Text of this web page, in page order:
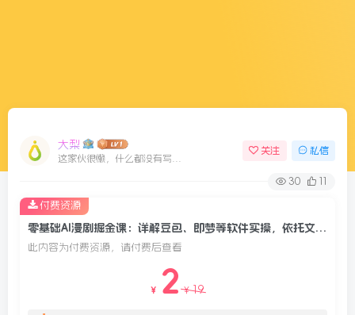
大梨
这家伙很懒，什么都没有写...
关注 私信
30 11
零基础AI漫剧掘金课：详解豆包、即梦等软件实操，依托文生图视频完成原创漫剧制作
此内容为付费资源，请付费后查看
￥ 2 ￥ 19
付费资源